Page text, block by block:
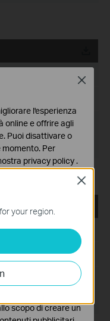
Server 2008 64bits
Server 2008 32bits
your region.
Close
l'esperienza
online e offrire agli
Puoi disattivare o
Per
privacy policy .
corretto
essere disattivati
le tue
le
scopo di creare un
Close